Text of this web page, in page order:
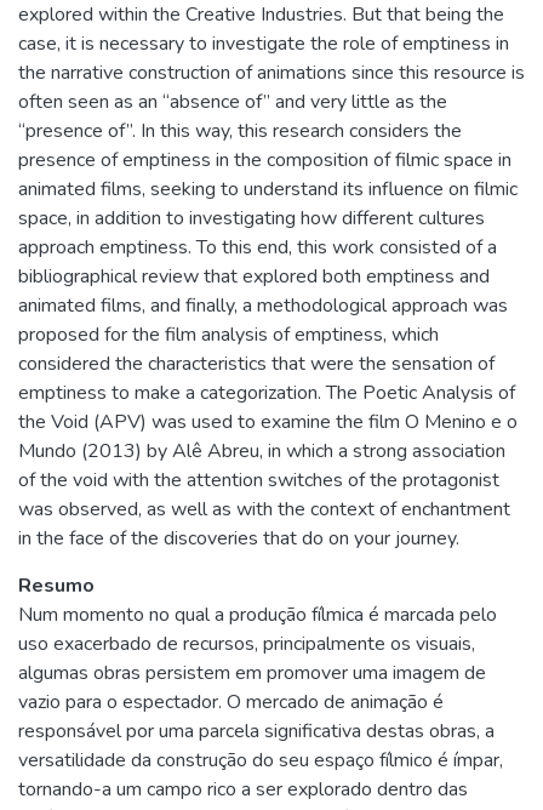
explored within the Creative Industries. But that being the
case, it is necessary to investigate the role of emptiness in
the narrative construction of animations since this resource is
often seen as an “absence of” and very little as the
“presence of”. In this way, this research considers the
presence of emptiness in the composition of filmic space in
animated films, seeking to understand its influence on filmic
space, in addition to investigating how different cultures
approach emptiness. To this end, this work consisted of a
bibliographical review that explored both emptiness and
animated films, and finally, a methodological approach was
proposed for the film analysis of emptiness, which
considered the characteristics that were the sensation of
emptiness to make a categorization. The Poetic Analysis of
the Void (APV) was used to examine the film O Menino e o
Mundo (2013) by Alê Abreu, in which a strong association
of the void with the attention switches of the protagonist
was observed, as well as with the context of enchantment
in the face of the discoveries that do on your journey.
Resumo
Num momento no qual a produção fílmica é marcada pelo
uso exacerbado de recursos, principalmente os visuais,
algumas obras persistem em promover uma imagem de
vazio para o espectador. O mercado de animação é
responsável por uma parcela significativa destas obras, a
versatilidade da construção do seu espaço fílmico é ímpar,
tornando-a um campo rico a ser explorado dentro das